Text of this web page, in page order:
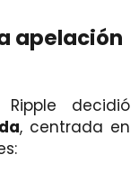
apelación
decidió
, centrada en